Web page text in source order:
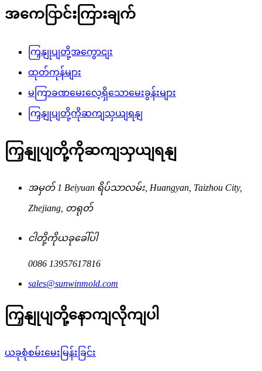
အကေြာင်းကြားချက်
ကြှနျုပျတို့အကွောငျး
ထုတ်ကုန်များ
မကြာခဏမေးလေ့ရှိသောမေးခွန်းများ
ကြှနျုပျတို့ကိုဆကျသှယျရနျ
ကြှနျုပျတို့ကိုဆကျသှယျရနျ
အမှတ် 1 Beiyuan ရိပ်သာလမ်း, Huangyan, Taizhou City,
Zhejiang, တရုတ်
ငါတို့ကိုယခုခေါ်ပါ
0086 13957617816
sales@sunwinmold.com
ကြှနျုပျတို့နောကျလိုကျပါ
ယခုစုံစမ်းမေးမြန်းခြင်း